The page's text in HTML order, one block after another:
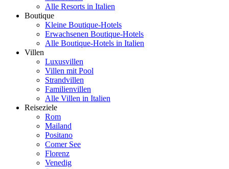
Alle Resorts in Italien
Boutique
Kleine Boutique-Hotels
Erwachsenen Boutique-Hotels
Alle Boutique-Hotels in Italien
Villen
Luxusvillen
Villen mit Pool
Strandvillen
Familienvillen
Alle Villen in Italien
Reiseziele
Rom
Mailand
Positano
Comer See
Florenz
Venedig